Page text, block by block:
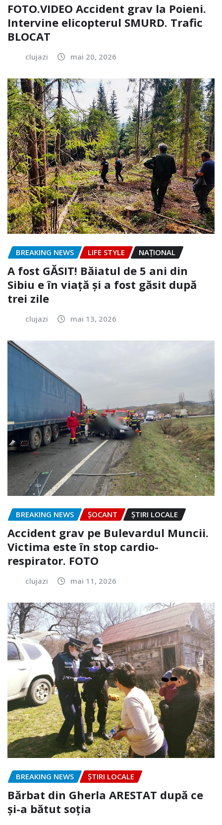
FOTO.VIDEO Accident grav la Poieni.
Intervine elicopterul SMURD. Trafic
BLOCAT
clujazi mai 20, 2026
BREAKING NEWS LIFE STYLE NAŢIONAL
A fost GĂSIT! Băiatul de 5 ani din
Sibiu e în viață și a fost găsit după
trei zile
clujazi mai 13, 2026
BREAKING NEWS ȘOCANT ȘTIRI LOCALE
Accident grav pe Bulevardul Muncii.
Victima este în stop cardio-
respirator. FOTO
clujazi mai 11, 2026
BREAKING NEWS ȘTIRI LOCALE
Bărbat din Gherla ARESTAT după ce
și-a bătut soția